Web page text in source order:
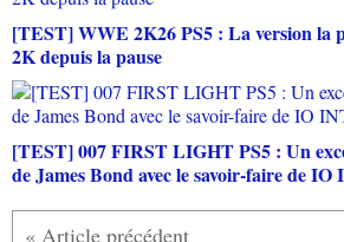
[TEST] WWE 2K26 PS5 : La version la
2K depuis la pause
[TEST] 007 FIRST LIGHT PS5 : Un
de James Bond avec le savoir-faire de